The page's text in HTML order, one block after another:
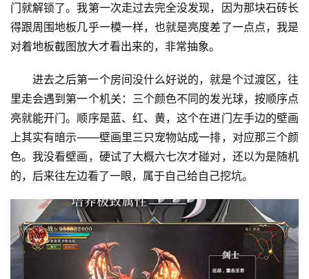
门就解锁了。我第一次走过去完全没发现，因为那块石砖长
得跟周围地板几乎一模一样，也就是亮度差了一点点，我是
对着地板截图放大才看出来的，非常抽象。
进去之后第一个房间没什么好说的，就是个过渡区，往
里走会遇到第一个机关：三个颜色不同的发光球，按顺序点
亮就能开门。顺序是蓝、红、黄，这个在进门左手边的壁画
上其实有暗示——壁画里三只宠物站成一排，对应那三个颜
色。我没看壁画，硬试了大概六七次才碰对，还以为是随机
的，后来往左边看了一眼，属于自己给自己挖坑。